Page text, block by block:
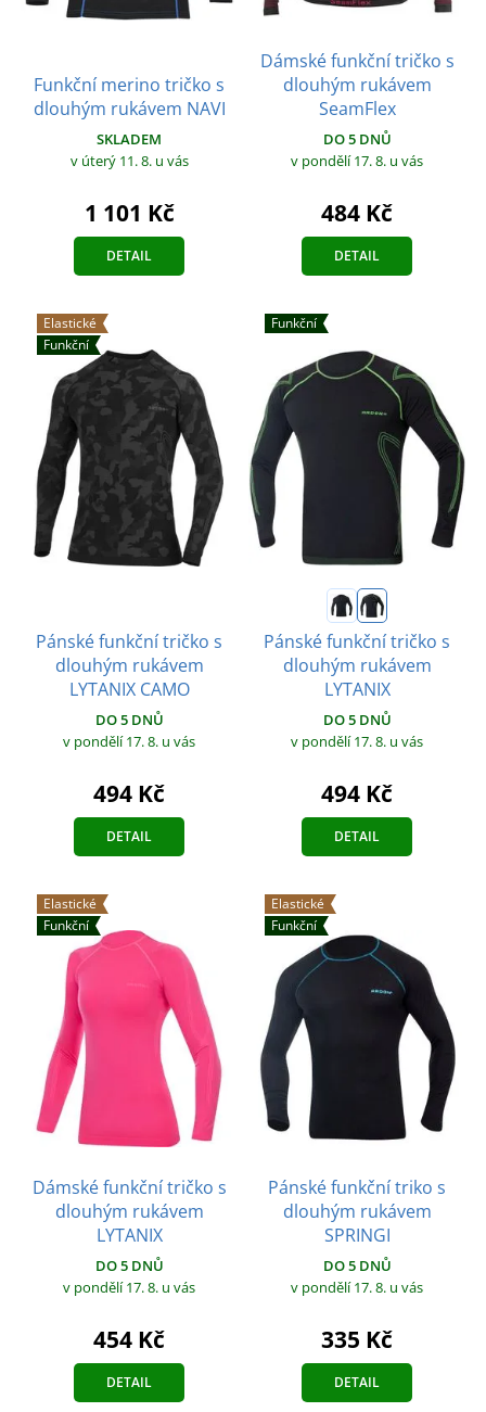
Funkční merino tričko s
dlouhým rukávem NAVI
SKLADEM
v úterý 11. 8. u vás
1 101 Kč
DETAIL
Dámské funkční tričko s
dlouhým rukávem
SeamFlex
DO 5 DNŮ
v pondělí 17. 8. u vás
484 Kč
DETAIL
Elastické
Funkční
Pánské funkční tričko s
dlouhým rukávem
LYTANIX CAMO
DO 5 DNŮ
v pondělí 17. 8. u vás
494 Kč
DETAIL
Funkční
Pánské funkční tričko s
dlouhým rukávem
LYTANIX
DO 5 DNŮ
v pondělí 17. 8. u vás
494 Kč
DETAIL
Elastické
Funkční
Dámské funkční tričko s
dlouhým rukávem
LYTANIX
DO 5 DNŮ
v pondělí 17. 8. u vás
454 Kč
DETAIL
Elastické
Funkční
Pánské funkční triko s
dlouhým rukávem
SPRINGI
DO 5 DNŮ
v pondělí 17. 8. u vás
335 Kč
DETAIL